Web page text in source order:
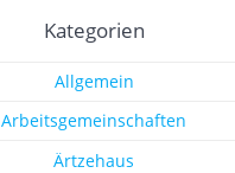
Kategorien
Allgemein
Arbeitsgemeinschaften
Ärtzehaus